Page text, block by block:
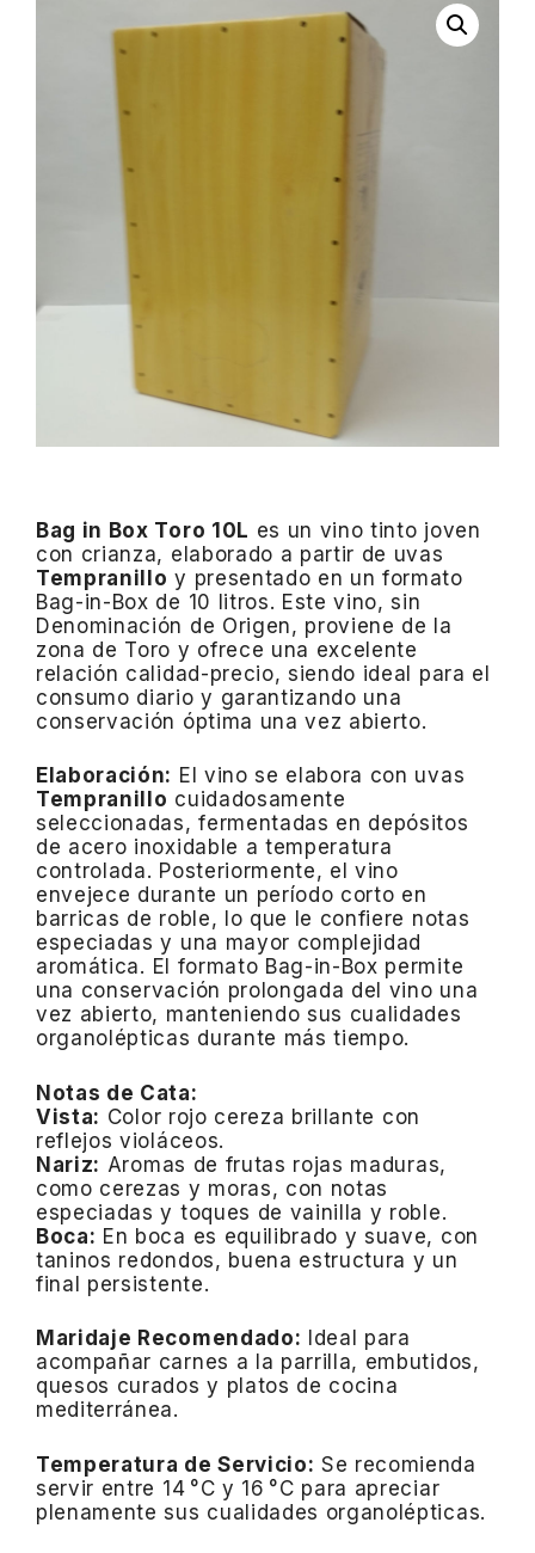
Bag in Box Toro 10L es un vino tinto joven
con crianza, elaborado a partir de uvas
Tempranillo y presentado en un formato
Bag-in-Box de 10 litros. Este vino, sin
Denominación de Origen, proviene de la
zona de Toro y ofrece una excelente
relación calidad-precio, siendo ideal para el
consumo diario y garantizando una
conservación óptima una vez abierto.
Elaboración: El vino se elabora con uvas
Tempranillo cuidadosamente
seleccionadas, fermentadas en depósitos
de acero inoxidable a temperatura
controlada. Posteriormente, el vino
envejece durante un período corto en
barricas de roble, lo que le confiere notas
especiadas y una mayor complejidad
aromática. El formato Bag-in-Box permite
una conservación prolongada del vino una
vez abierto, manteniendo sus cualidades
organolépticas durante más tiempo.
Notas de Cata:
Vista: Color rojo cereza brillante con
reflejos violáceos.
Nariz: Aromas de frutas rojas maduras,
como cerezas y moras, con notas
especiadas y toques de vainilla y roble.
Boca: En boca es equilibrado y suave, con
taninos redondos, buena estructura y un
final persistente.
Maridaje Recomendado:
Ideal para
acompañar carnes a la parrilla, embutidos,
quesos curados y platos de cocina
mediterránea.
Temperatura de Servicio: Se recomienda
servir entre 14 °C y 16 °C para apreciar
plenamente sus cualidades organolépticas.